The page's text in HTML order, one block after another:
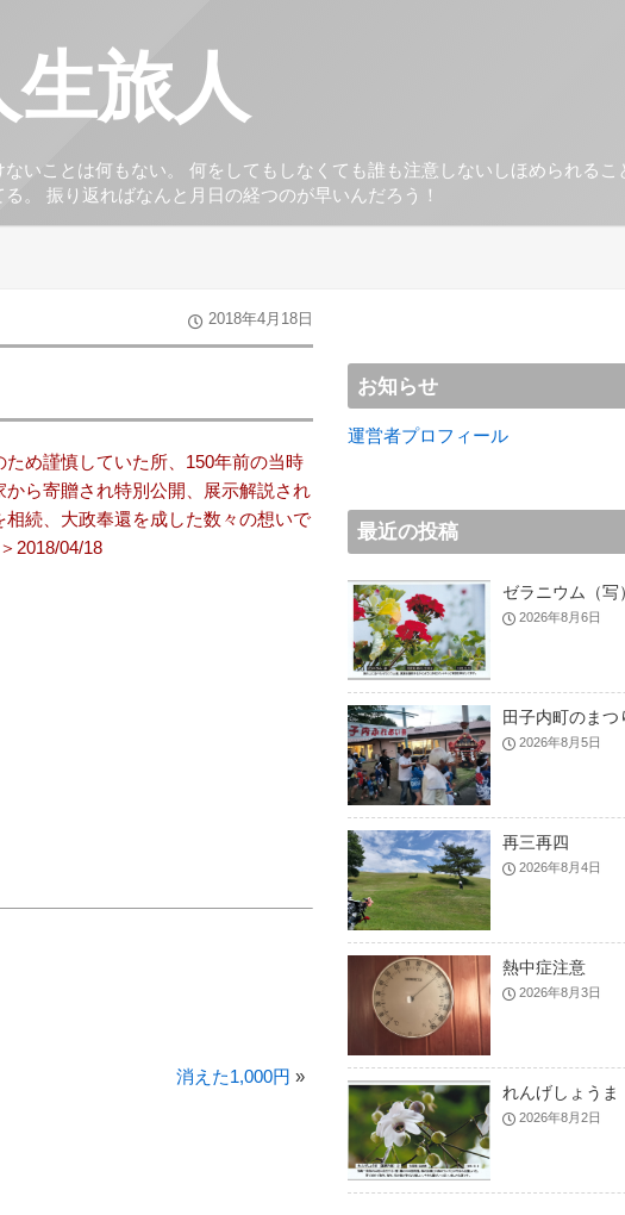
生旅人
いことは何もない。 何をしてもしなくても誰も注意しないしほめられるこ
。 振り返ればなんと月日の経つのが早いんだろう！
2018年4月18日
め謹慎していた所、150年前の当時
ら寄贈され特別公開、展示解説され
続、大政奉還を成した数々の想いで
2018/04/18
消えた1,000円 »
お知らせ
運営者プロフィール
最近の投稿
ゼラニウム（写）
2026年8月6日
田子内町のまつ
2026年8月5日
再三再四
2026年8月4日
熱中症注意
2026年8月3日
れんげしょうま
2026年8月2日